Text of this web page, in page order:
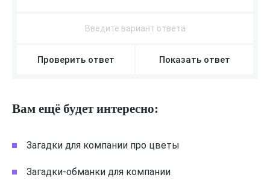
Проверить ответ Показать ответ
Вам ещё будет интересно:
Загадки для компании про цветы
Загадки-обманки для компании